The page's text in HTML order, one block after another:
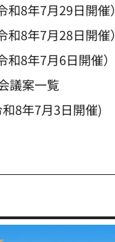
8年7月29日開催）
8年7月28日開催）
8年7月6日開催）
議案一覧
8年7月3日開催)